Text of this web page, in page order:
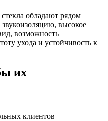
обладают рядом
высокое
возможность
ухода и устойчивость к
их
клиентов